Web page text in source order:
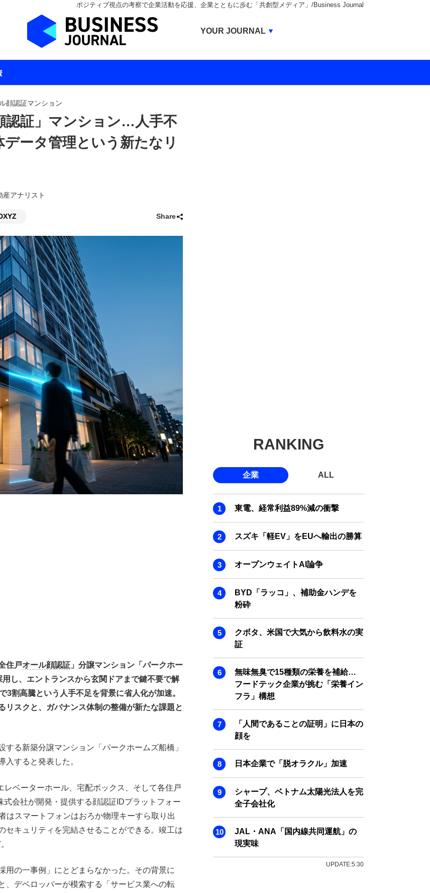
ポジティブ視点の考察で企業活動を応援、企業とともに歩む「共創型メディア」/Business Journal
顔認証マンション
認証」マンション…人手不
ータ管理という新たなリ
アナリスト
Share
住戸オール顔認証 」分譲マンション「パークホー
し、エントランスから玄関ドアまで鍵不要で解
割高騰という人手不足を背景に省人化が加速。
スクと、ガバナンス体制の整備が新たな課題と
る新築分譲マンション「パークホームズ船橋」
入すると発表した。
ベーターホール、宅配ボックス、そして各住戸
会社が開発・提供する顔認証IDプラットフォー
はスマートフォンはおろか物理キーすら取り出
セキュリティを完結させることができる。竣工は
の一事例」にとどまらなかった。その背景に
、デベロッパーが模索する「サービス業への転
RANKING
企業 ALL
東電、経常利益89%減の衝撃
スズキ「軽EV」をEUへ輸出の勝算
オープンウェイトAI論争
BYD「ラッコ」、補助金ハンデを
粉砕
クボタ、米国で大気から飲料水の実
証
無味無臭で15種類の栄養を補給…
フードテック企業が挑む「栄養イン
フラ」構想
「人間であることの証明」に日本の
顔を
日本企業で「脱オラクル」加速
シャープ、ベトナム太陽光法人を完
全子会社化
JAL・ANA「国内線共同運航」の
現実味
UPDATE:5:30
YOUR JOURNAL
BUSINESS JOURNAL